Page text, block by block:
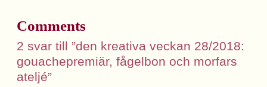
Comments
2 svar till ”den kreativa veckan 28/2018:
gouachepremiär, fågelbon och morfars
ateljé”